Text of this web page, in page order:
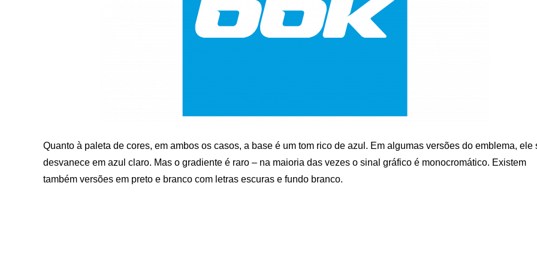
Quanto à paleta de cores, em ambos os casos, a base é um tom rico de azul. Em algumas versões do emblema, ele
desvanece em azul claro. Mas o gradiente é raro – na maioria das vezes o sinal gráfico é monocromático. Existem
também versões em preto e branco com letras escuras e fundo branco.